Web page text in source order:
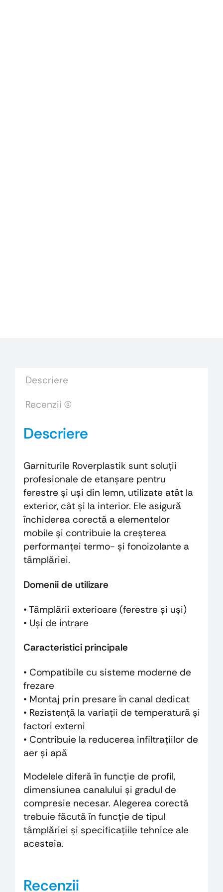
Descriere
Recenzii (0)
Descriere
Garniturile Roverplastik sunt soluții
profesionale de etanșare pentru
ferestre și uși din lemn, utilizate atât la
exterior, cât și la interior. Ele asigură
închiderea corectă a elementelor
mobile și contribuie la creșterea
performanței termo- și fonoizolante a
tâmplăriei.
Domenii de utilizare
• Tâmplării exterioare (ferestre și uși)
• Uși de intrare
Caracteristici principale
• Compatibile cu sisteme moderne de
frezare
• Montaj prin presare în canal dedicat
• Rezistență la variații de temperatură și
factori externi
• Contribuie la reducerea infiltrațiilor de
aer și apă
Modelele diferă în funcție de profil,
dimensiunea canalului și gradul de
compresie necesar. Alegerea corectă
trebuie făcută în funcție de tipul
tâmplăriei și specificațiile tehnice ale
acesteia.
Recenzii